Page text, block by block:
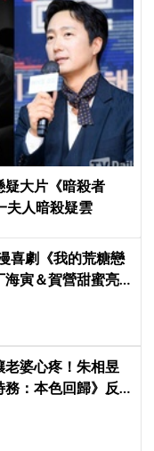
疑大片《暗殺者
夫人暗殺疑雲
喜劇《我的荒糖戀
海寅＆賀營甜蜜亮
老婆心疼！朱相昱
務：本色回歸》反